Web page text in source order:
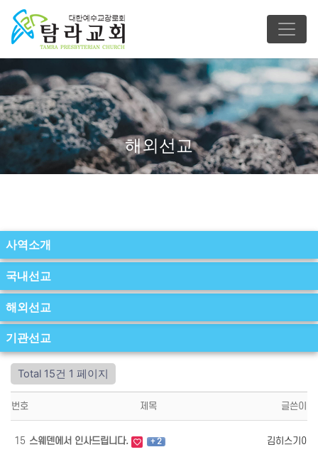
해외선교
사역소개
국내선교
해외선교
기관선교
Total 15건 1 페이지
번호 제목 글쓴이
15 스웨덴에서 인사드립니다. + 2 김히스기야